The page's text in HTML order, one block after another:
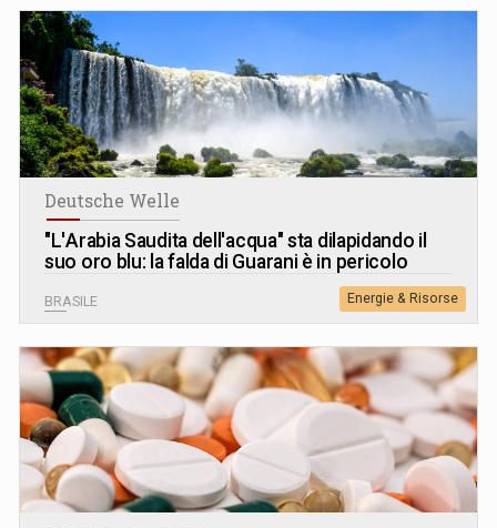
Deutsche Welle
"L'Arabia Saudita dell'acqua" sta dilapidando il
suo oro blu: la falda di Guarani è in pericolo
BRASILE Energie & Risorse